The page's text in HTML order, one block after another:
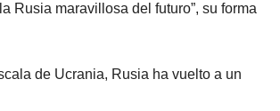
Rusia maravillosa del futuro”, su forma
de Ucrania, Rusia ha vuelto a un